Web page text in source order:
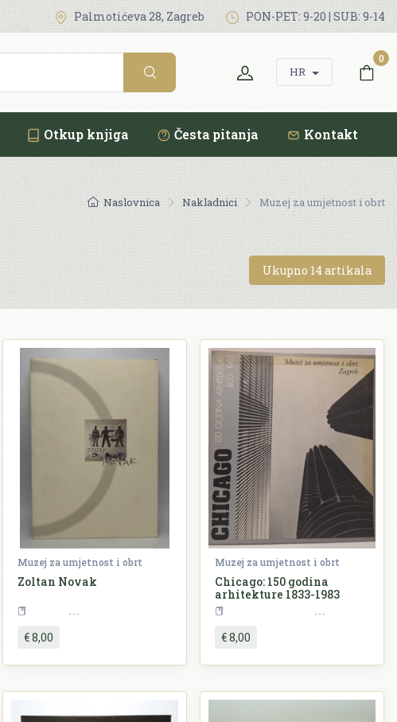
Palmotićeva 28, Zagreb PON-PET: 9-20 | SUB: 9-14
HR
0
Otkup knjiga Česta pitanja Kontakt
Naslovnica Nakladnici Muzej za umjetnost i obrt
Ukupno 14 artikala
Muzej za umjetnost i obrt
Zoltan Novak
€ 8,00
Muzej za umjetnost i obrt
Chicago: 150 godina
arhitekture 1833-1983
€ 8,00